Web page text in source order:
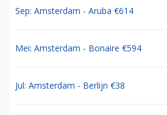
Sep: Amsterdam - Aruba €614
Mei: Amsterdam - Bonaire €594
Jul: Amsterdam - Berlijn €38